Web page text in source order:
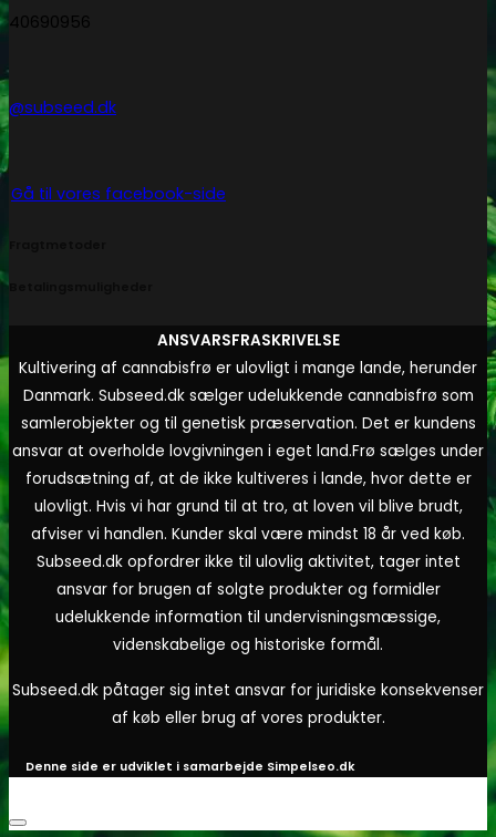
40690956
@subseed.dk
Gå til vores facebook-side
ANSVARSFRASKRIVELSE
Kultivering af cannabisfrø er ulovligt i mange lande, herunder
Danmark. Subseed.dk sælger udelukkende cannabisfrø som
samlerobjekter og til genetisk præservation. Det er kundens
ansvar at overholde lovgivningen i eget land.Frø sælges under
forudsætning af, at de ikke kultiveres i lande, hvor dette er
ulovligt. Hvis vi har grund til at tro, at loven vil blive brudt,
afviser vi handlen. Kunder skal være mindst 18 år ved køb.
Subseed.dk opfordrer ikke til ulovlig aktivitet, tager intet
ansvar for brugen af solgte produkter og formidler
udelukkende information til undervisningsmæssige,
videnskabelige og historiske formål.
Subseed.dk påtager sig intet ansvar for juridiske konsekvenser
af køb eller brug af vores produkter.
Denne side er udviklet i samarbejde Simpelseo.dk